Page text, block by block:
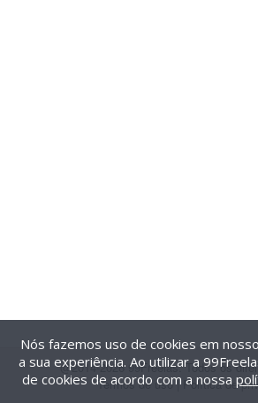
@2014-2026 99Freelas. Todos os
Termos de uso| Política de
Nós fazemos uso de cookies em
a sua experiência. Ao utilizar a
de cookies de acordo com a nossa